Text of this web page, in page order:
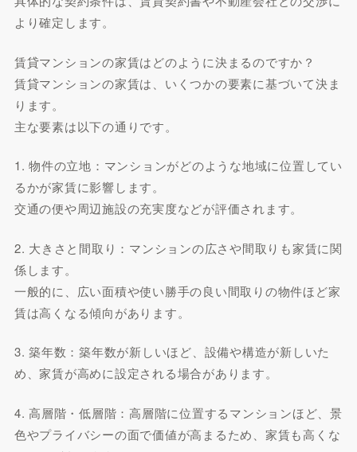
より確定します。
賃貸マンションの家賃はどのように決まるのですか？
賃貸マンションの家賃は、いくつかの要素に基づいて決ま
ります。
主な要素は以下の通りです。
1. 物件の立地：マンションがどのような地域に位置してい
るかが家賃に影響します。
交通の便や周辺施設の充実度などが評価されます。
2. 大きさと間取り：マンションの広さや間取りも家賃に関
係します。
一般的に、広い面積や使い勝手の良い間取りの物件ほど家
賃は高くなる傾向があります。
3. 築年数：築年数が新しいほど、設備や構造が新しいた
め、家賃が高めに設定される場合があります。
4. 高層階・低層階：高層階に位置するマンションほど、景
色やプライバシーの面で価値が高まるため、家賃も高くな